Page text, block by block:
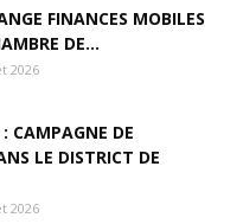
FINANCES MOBILES
DE...
2026
CAMPAGNE DE
LE DISTRICT DE
2026